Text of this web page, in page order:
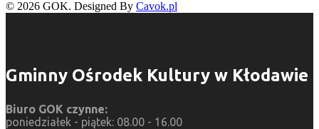
© 2026 GOK. Designed By Cavok.pl
Gminny Ośrodek Kultury w Kłodawie
Biuro GOK czynne:
poniedziałek - piątek: 08.00 - 16.00